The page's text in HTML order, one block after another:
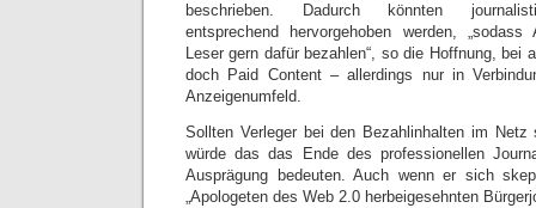
beschrieben. Dadurch könnten
entsprechend hervorgehoben werden,
Leser gern dafür bezahlen“, so die Hoffnung, bei
doch Paid Content – allerdings nur in
Anzeigenumfeld.
Sollten Verleger bei den Bezahlinhalten im
würde das das Ende des professionellen
Ausprägung bedeuten. Auch wenn er sich
„Apologeten des Web 2.0 herbeigesehnten